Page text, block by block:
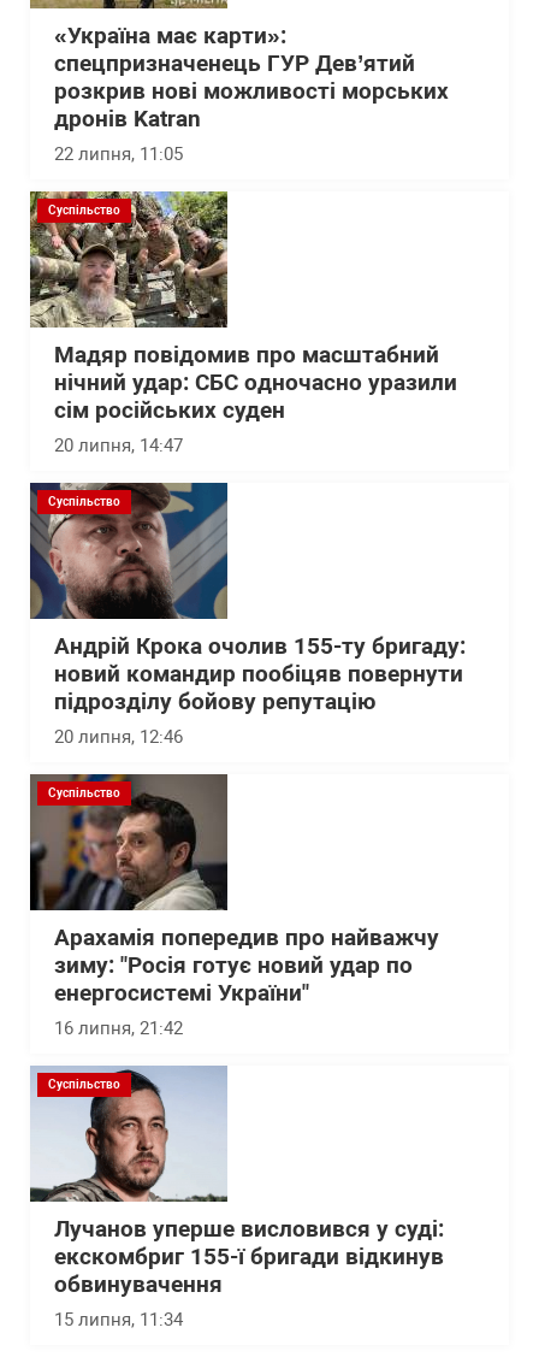
«Україна має карти»:
спецпризначенець ГУР Дев’ятий
розкрив нові можливості морських
дронів Katran
22 липня, 11:05
Суспільство
Мадяр повідомив про масштабний
нічний удар: СБС одночасно уразили
сім російських суден
20 липня, 14:47
Суспільство
Андрій Крока очолив 155-ту бригаду:
новий командир пообіцяв повернути
підрозділу бойову репутацію
20 липня, 12:46
Суспільство
Арахамія попередив про найважчу
зиму: "Росія готує новий удар по
енергосистемі України"
16 липня, 21:42
Суспільство
Лучанов уперше висловився у суді:
екскомбриг 155-ї бригади відкинув
обвинувачення
15 липня, 11:34